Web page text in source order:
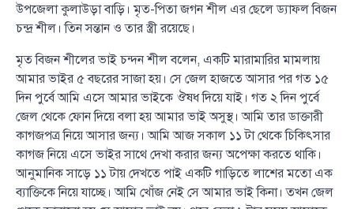
উপজেলা কুলাউড়া বাড়ি। মৃত-পিতা জগন শীল এর ছেলে ড্যাফল বিজন
চন্দ্র শীল। তিন সন্তান ও তার স্ত্রী রয়েছে।
মৃত বিজন শীলের ভাই চন্দন শীল বলেন, একটি মারামারির মামলায়
আমার ভাইর ৫ বছরের সাজা হয়। সে জেল হাজতে আসার পর গত ১৫
দিন পুর্বে আমি এসে আমার ভাইকে ঔষধ দিয়ে যাই। গত ২ দিন পুর্বে
জেল থেকে ফোন দিয়ে বলা হয় আমার ভাই অসুস্থ। আমি তার ডাক্তারী
কাগজপত্র নিয়ে আসার জন্য। আমি আজ সকাল ১১ টা থেকে চিকিৎসার
কাগজ নিয়ে এসে ভাইর সাথে দেখা করার জন্য অপেক্ষা করতে থাকি।
আনুমানিক সাড়ে ১১ টায় দেখতে পাই একটি গাড়িতে লাশের মতো এক
ব্যাক্তিকে নিয়ে যাচ্ছে। আমি খোঁজ নেই সে আমার ভাই কিনা। তখন জেল